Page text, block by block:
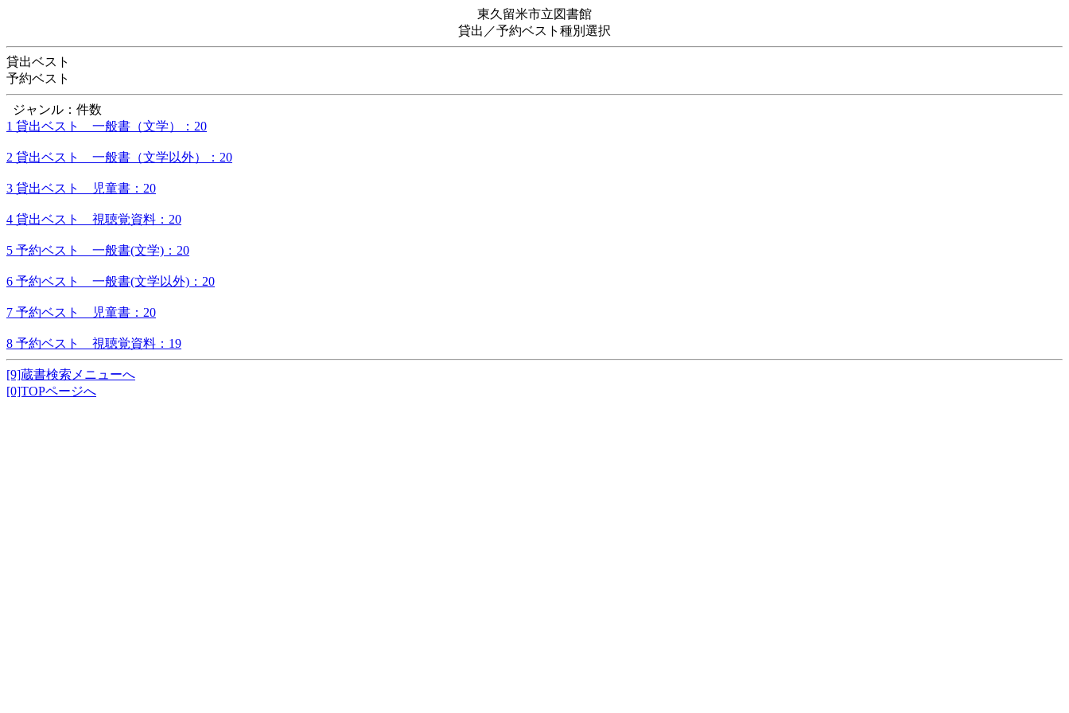
東久留米市立図書館
貸出／予約ベスト種別選択
貸出ベスト
予約ベスト
ジャンル：件数
1 貸出ベスト 一般書（文学）：20
2 貸出ベスト 一般書（文学以外）：20
3 貸出ベスト 児童書：20
4 貸出ベスト 視聴覚資料：20
5 予約ベスト 一般書(文学)：20
6 予約ベスト 一般書(文学以外)：20
7 予約ベスト 児童書：20
8 予約ベスト 視聴覚資料：19
[9]蔵書検索メニューへ
[0]TOPページへ